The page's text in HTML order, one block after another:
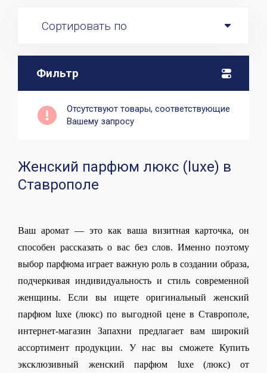
Фильтр
Сортировать по
Отсутствуют товары, соответствующие
Вашему запросу
Женский парфюм люкс (luxe) в
Ставрополе
Ваш аромат — это как ваша визитная карточка, он
способен рассказать о вас без слов. Именно поэтому
выбор парфюма играет важную роль в создании образа,
подчеркивая индивидуальность и стиль современной
женщины. Если вы ищете оригинальный женский
парфюм luxe (люкс) по выгодной цене в Ставрополе,
интернет-магазин Запахни предлагает вам широкий
ассортимент продукции. У нас вы сможете Купить
эксклюзивный женский парфюм luxe (люкс) от